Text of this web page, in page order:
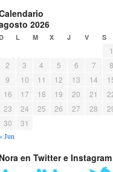
2026
L M X J V S
1
2
3 4 5 6 7
8
9
10 11 12 13 14
16
17 18 19 20 21
23
24 25 26 27 28
30
31
Jun
Nora en Twitter e Instagram